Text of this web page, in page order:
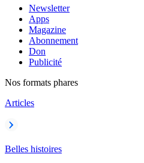
Newsletter
Apps
Magazine
Abonnement
Don
Publicité
Nos formats phares
Articles
Belles histoires